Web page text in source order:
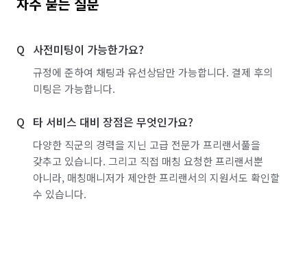
사전미팅이 가능한가요?
규정에 준하여 채팅과 유선상담만 가능합니다. 결제 후의
미팅은 가능합니다.
타 서비스 대비 장점은 무엇인가요?
다양한 직군의 경력을 지닌 고급 전문가 프리랜서풀을
갖추고 있습니다. 그리고 직접 매칭 요청한 프리랜서뿐
아니라, 매칭매니저가 제안한 프리랜서의 지원서도 확인할
수 있습니다.